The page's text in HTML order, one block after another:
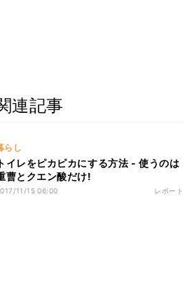
連記事
らし
トイレをピカピカにする方法 - 使うのは
曹とクエン酸だけ!
11/15 06:00 レポート